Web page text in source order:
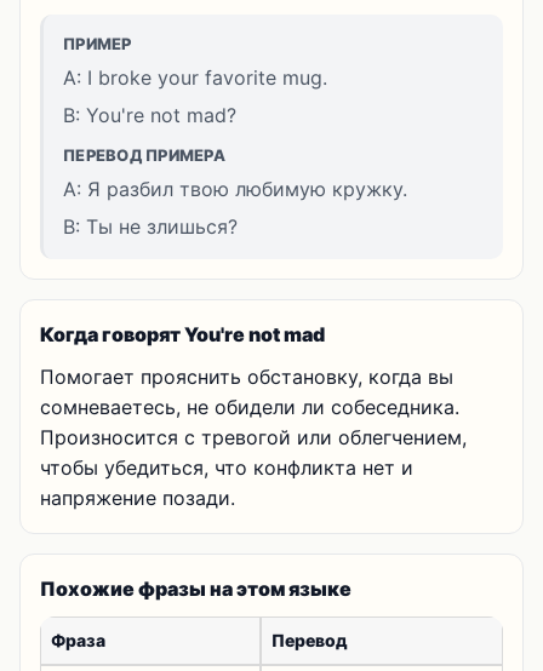
ПРИМЕР
A: I broke your favorite mug.
B: You're not mad?
ПЕРЕВОД ПРИМЕРА
A: Я разбил твою любимую кружку.
B: Ты не злишься?
Когда говорят You're not mad
Помогает прояснить обстановку, когда вы
сомневаетесь, не обидели ли собеседника.
Произносится с тревогой или облегчением,
чтобы убедиться, что конфликта нет и
напряжение позади.
Похожие фразы на этом языке
Фраза Перевод